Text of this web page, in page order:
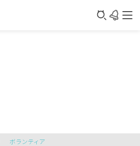
ボランティア